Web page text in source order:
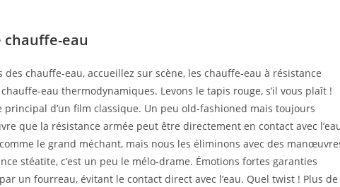
eau
chauffe-eau, accueillez sur scène, les chauffe-eau à résistance
eau thermodynamiques. Levons le tapis rouge, s’il vous plaît !
d’un film classique. Un peu old-fashioned mais toujours
que la résistance armée peut être directement en contact avec
le grand méchant, mais nous les éliminons avec des
stéatite, c’est un peu le mélo-drame. Émotions fortes garanties
un fourreau, évitant le contact direct avec l’eau. Quel twist ! Plus de